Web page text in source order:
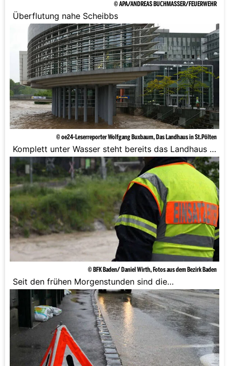
© APA/ANDREAS BUCHMASSER/FEUERWEHR
Überflutung nahe Scheibbs
© oe24-Leserreporter Wolfgang Buxbaum, Das Landhaus in St.Pölten
Komplett unter Wasser steht bereits das Landhaus in
St. Pölten.
© BFK Baden/ Daniel Wirth, Fotos aus dem Bezirk Baden
Seit den frühen Morgenstunden sind die
Feuerwehrleute unterwegs.